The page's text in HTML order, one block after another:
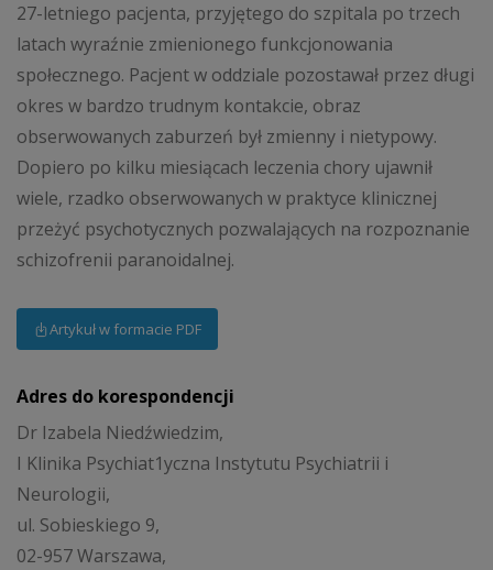
27-letniego pacjenta, przyjętego do szpitala po trzech
latach wyraźnie zmienionego funkcjonowania
społecznego. Pacjent w oddziale pozostawał przez długi
okres w bardzo trudnym kontakcie, obraz
obserwowanych zaburzeń był zmienny i nietypowy.
Dopiero po kilku miesiącach leczenia chory ujawnił
wiele, rzadko obserwowanych w praktyce klinicznej
przeżyć psychotycznych pozwalających na rozpoznanie
schizofrenii paranoidalnej.
Artykuł w formacie PDF
Adres do korespondencji
Dr Izabela Niedźwiedzim,
I Klinika Psychiat1yczna Instytutu Psychiatrii i
Neurologii,
ul. Sobieskiego 9,
02-957 Warszawa,